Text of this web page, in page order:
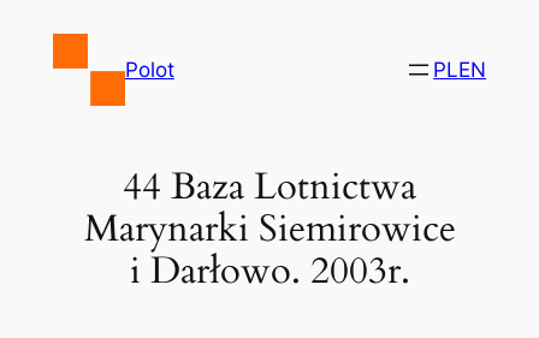
Polot PLEN
44 Baza Lotnictwa
Marynarki Siemirowice
i Darłowo. 2003r.